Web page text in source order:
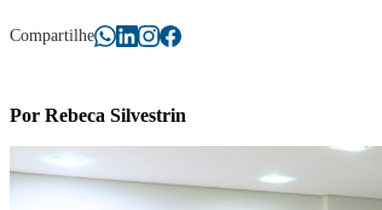
Compartilhe
Por Rebeca Silvestrin